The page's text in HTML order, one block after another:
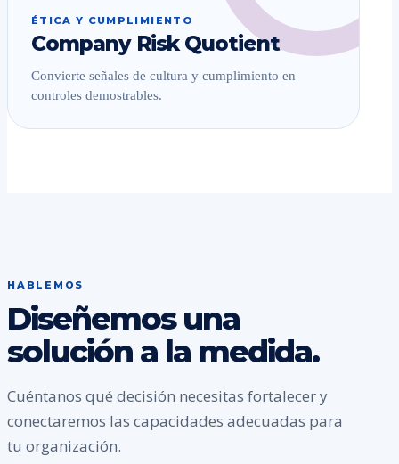
ÉTICA Y CUMPLIMIENTO
Company Risk Quotient
Convierte señales de cultura y cumplimiento en
controles demostrables.
HABLEMOS
Diseñemos una
solución a la medida.
Cuéntanos qué decisión necesitas fortalecer y
conectaremos las capacidades adecuadas para
tu organización.